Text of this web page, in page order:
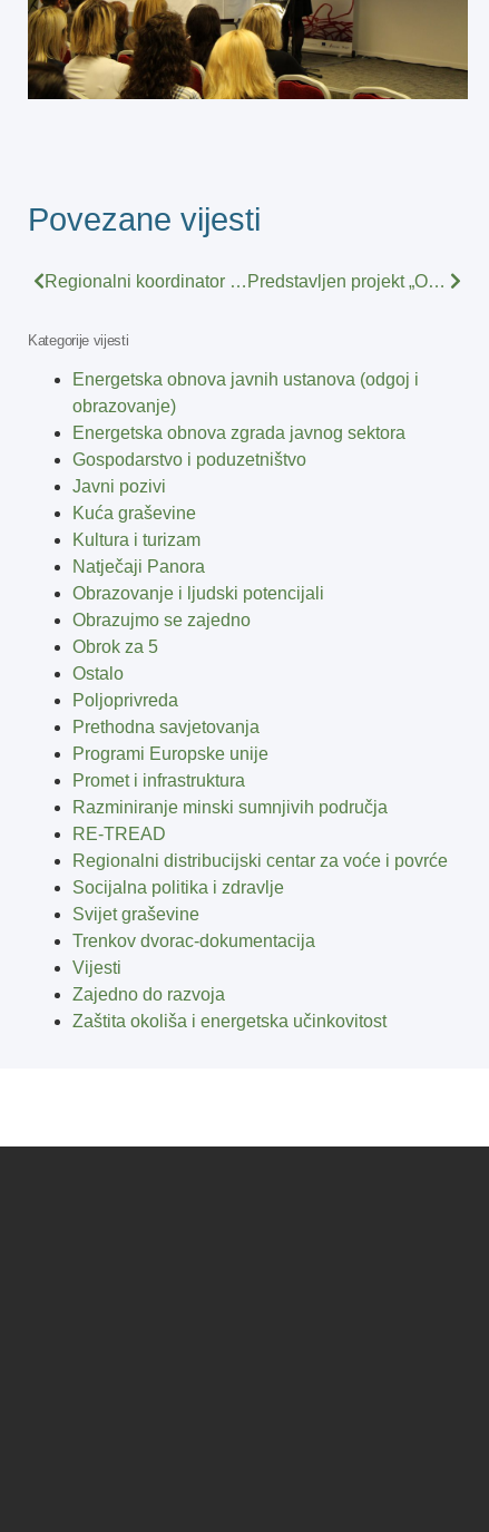
Povezane vijesti
Regionalni koordinator razvoja PSŽ na Danima otvorenih vrata EU projekata Veleučilišta u Požegi Predstavljen projekt „Obrok za 5 – faza III“
Kategorije vijesti
Energetska obnova javnih ustanova (odgoj i
obrazovanje)
Energetska obnova zgrada javnog sektora
Gospodarstvo i poduzetništvo
Javni pozivi
Kuća graševine
Kultura i turizam
Natječaji Panora
Obrazovanje i ljudski potencijali
Obrazujmo se zajedno
Obrok za 5
Ostalo
Poljoprivreda
Prethodna savjetovanja
Programi Europske unije
Promet i infrastruktura
Razminiranje minski sumnjivih područja
RE-TREAD
Regionalni distribucijski centar za voće i povrće
Socijalna politika i zdravlje
Svijet graševine
Trenkov dvorac-dokumentacija
Vijesti
Zajedno do razvoja
Zaštita okoliša i energetska učinkovitost